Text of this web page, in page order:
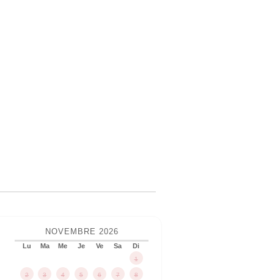
NOVEMBRE 2026
Lu Ma Me Je Ve Sa Di
1
2 3 4 5 6 7 8